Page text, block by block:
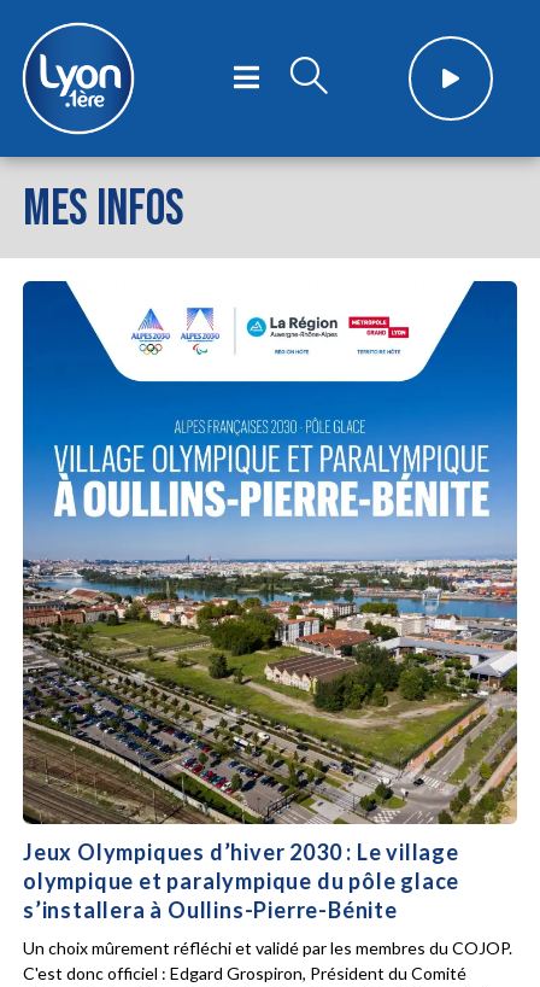
MES INFOS
Jeux Olympiques d’hiver 2030 : Le village
olympique et paralympique du pôle glace
s’installera à Oullins-Pierre-Bénite
Un choix mûrement réfléchi et validé par les membres du COJOP.
C'est donc officiel : Edgard Grospiron, Président du Comité